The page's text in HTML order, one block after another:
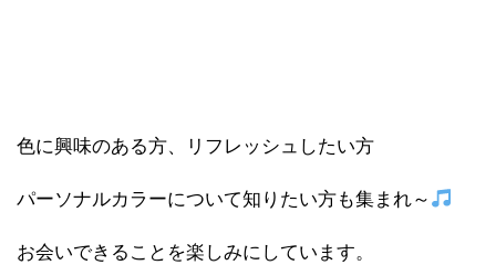
色に興味のある方、リフレッシュしたい方
パーソナルカラーについて知りたい方も集まれ～
お会いできることを楽しみにしています。